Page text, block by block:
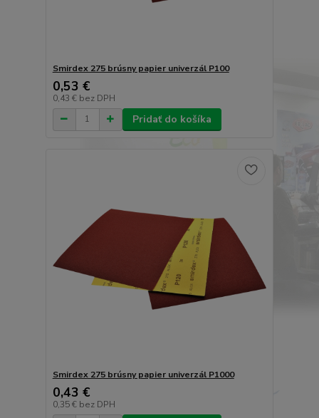
Smirdex 275 brúsny papier univerzál P100
0,53 €
0,43 € bez DPH
Pridať do košíka
Smirdex 275 brúsny papier univerzál P1000
0,43 €
0,35 € bez DPH